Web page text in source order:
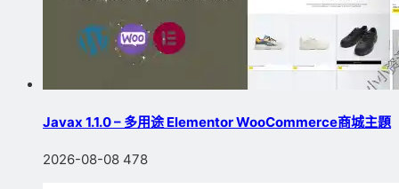
Javax 1.1.0 – 多用途 Elementor WooCommerce商城主題
2026-08-08 478